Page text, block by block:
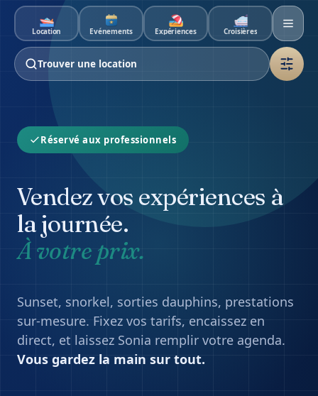
Aller au contenu principal
Location Événements Expériences Croisières
Trouver une location
Réservé aux professionnels
Vendez vos expériences à
la journée.
À votre prix.
Sunset, snorkel, sorties dauphins, prestations
sur-mesure. Fixez vos tarifs, encaissez en
direct, et laissez Sonia remplir votre agenda.
Vous gardez la main sur tout.